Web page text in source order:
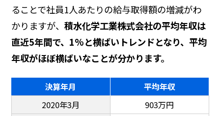
ることで社員1人あたりの給与取得額の増減がわ
かりますが、 積水化学工業株式会社の平均年収は
直近5年間で、1%と横ばいトレンドとなり、平均
年収がほぼ横ばいなことが分かります。
決算年月
平均年収
2020年3月
903万円